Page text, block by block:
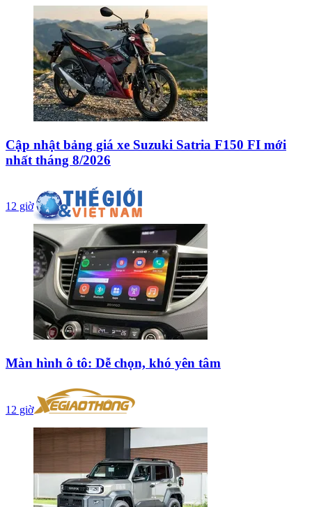
Cập nhật bảng giá xe Suzuki Satria F150 FI mới
nhất tháng 8/2026
12 giờ
Màn hình ô tô: Dễ chọn, khó yên tâm
12 giờ